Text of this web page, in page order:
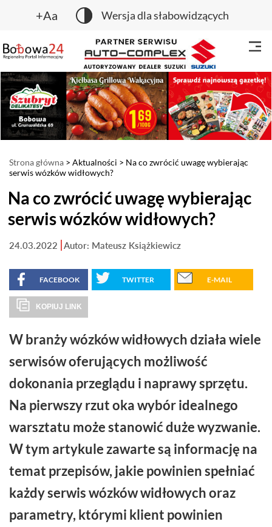
+Aa Wersja dla słabowidzących
Strona główna > Aktualności > Na co zwrócić uwagę wybierając
serwis wózków widłowych?
Na co zwrócić uwagę wybierając
serwis wózków widłowych?
24.03.2022 Autor: Mateusz Książkiewicz
FACEBOOK TWITTER E-MAIL
KOPIUJ LINK
W branży wózków widłowych działa wiele
serwisów oferujących możliwość
dokonania przeglądu i naprawy sprzętu.
Na pierwszy rzut oka wybór idealnego
warsztatu może stanowić duże wyzwanie.
W tym artykule zawarte są informację na
temat przepisów, jakie powinien spełniać
każdy serwis wózków widłowych oraz
parametry, którymi klient powinien